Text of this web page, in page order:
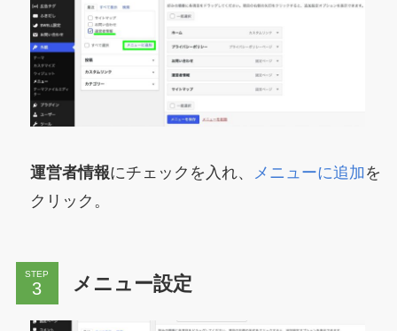
運営者情報にチェックを入れ、 メニューに追加 を
クリック。
STEP メニュー設定